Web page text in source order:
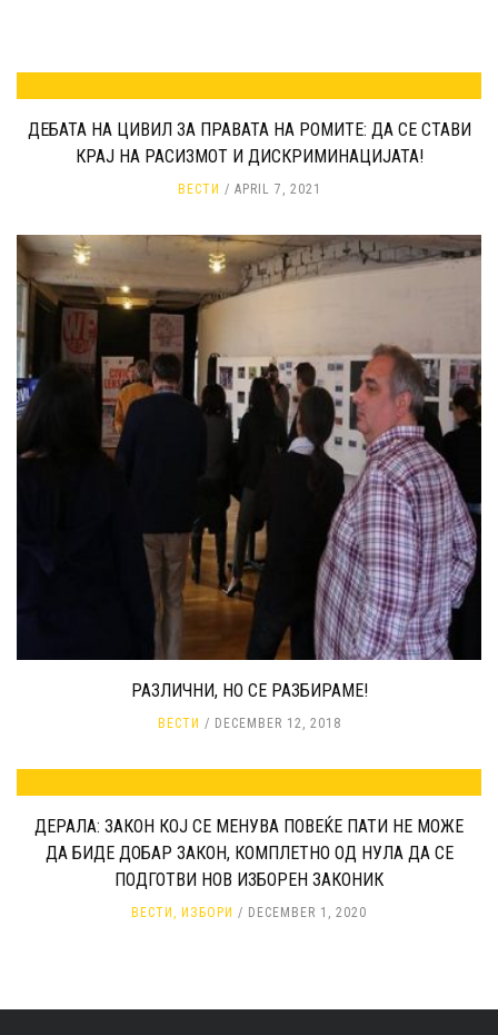
ДЕБАТА НА ЦИВИЛ ЗА ПРАВАТА НА РОМИТЕ: ДА СЕ СТАВИ
КРАЈ НА РАСИЗМОТ И ДИСКРИМИНАЦИЈАТА!
ВЕСТИ APRIL 7, 2021
РАЗЛИЧНИ, НО СЕ РАЗБИРАМЕ!
ВЕСТИ DECEMBER 12, 2018
ДЕРАЛА: ЗАКОН КОЈ СЕ МЕНУВА ПОВЕЌЕ ПАТИ НЕ МОЖЕ
ДА БИДЕ ДОБАР ЗАКОН, КОМПЛЕТНО ОД НУЛА ДА СЕ
ПОДГОТВИ НОВ ИЗБОРЕН ЗАКОНИК
ВЕСТИ , ИЗБОРИ DECEMBER 1, 2020